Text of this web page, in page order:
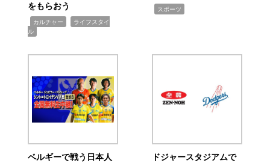
をもらおう
カルチャー
ライフスタイ
ル
スポーツ
ベルギーで戦う日本人
ドジャースタジアムで